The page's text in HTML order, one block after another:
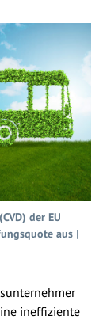
der EU
aus |
ineffiziente